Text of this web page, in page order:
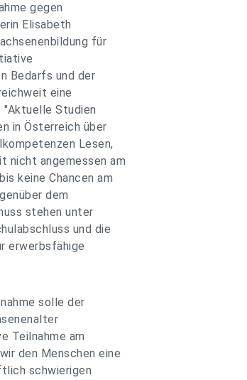
gegen
Elisabeth
für
Bedarfs und der
eine
"Aktuelle Studien
in Österreich über
Lesen,
nicht angemessen am
keine Chancen am
dem
stehen unter
und die
erwerbsfähige
solle der
Teilnahme am
den Menschen eine
schwierigen